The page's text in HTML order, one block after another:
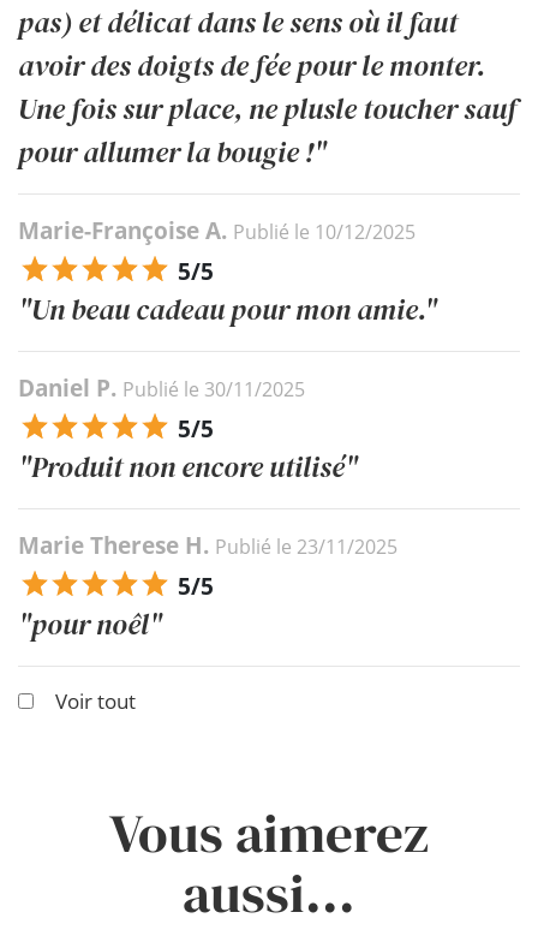
pas) et délicat dans le sens où il faut
avoir des doigts de fée pour le monter.
Une fois sur place, ne plusle toucher sauf
pour allumer la bougie !"
Marie-Françoise A. Publié le 10/12/2025
5/5
"Un beau cadeau pour mon amie."
Daniel P. Publié le 30/11/2025
5/5
"Produit non encore utilisé"
Marie Therese H. Publié le 23/11/2025
5/5
"pour noêl"
Voir tout
Vous aimerez
aussi...